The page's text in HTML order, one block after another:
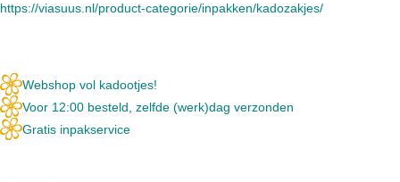
https://viasuus.nl/product-categorie/inpakken/kadozakjes/
Webshop vol kadootjes!
Voor 12:00 besteld, zelfde (werk)dag verzonden
Gratis inpakservice